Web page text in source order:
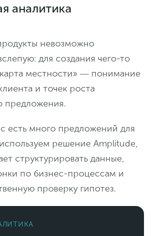
аналитика
невозможно
для создания чего-то
местности» ― понимание
и точек роста
предложения.
есть много предложений для
решение Amplitude,
структурировать данные,
по бизнес-процессам и
проверку гипотез.